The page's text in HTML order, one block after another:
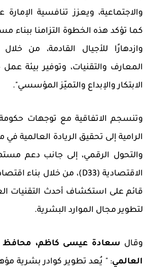
والاجتماعية، ويعزز تنافسية
كما تؤكد هذه الخطوة التزامنا ببناء
وازدهارًا للأجيال القادمة، من
المعارف والتقنيات، وتوفير بيئة
الابتكار والإبداع والتميّز المؤسسي".
وتنسجم الاتفاقية مع توجهات
الرامية إلى تحقيق الريادة العالمية في
والتحول الرقمي، إلى جانب دعم
الاقتصادية D33))، من خلال بناء
قائم على استكشاف أحدث التقنيات
لتطوير مجال الموارد البشرية.
وقال سعادة عيسى كاظم، محافظ
العالمي: " يُعد تطوير كوادر بشرية